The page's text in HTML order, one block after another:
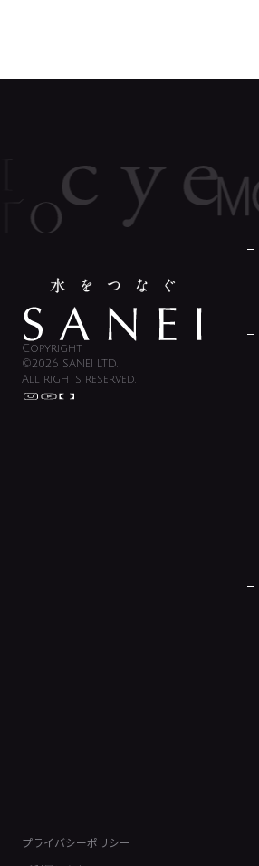
Copyright
©2026 SANEI LTD.
All rights reserved.
プライバシーポリシー